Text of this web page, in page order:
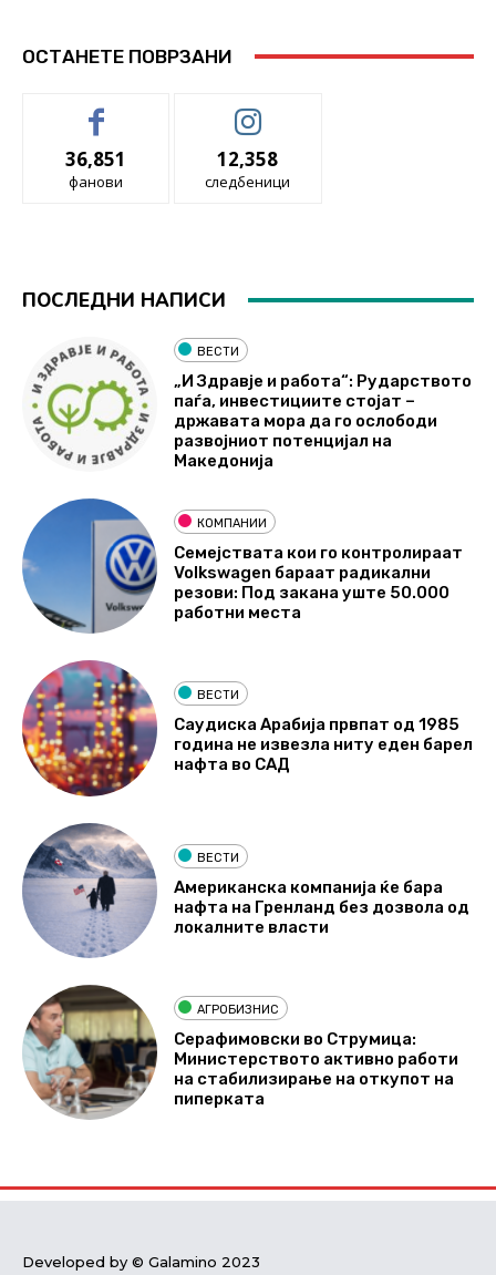
ОСТАНЕТЕ ПОВРЗАНИ
36,851
фанови
12,358
следбеници
ПОСЛЕДНИ НАПИСИ
ВЕСТИ
„И Здравје и работа“: Рударството
паѓа, инвестициите стојат –
државата мора да го ослободи
развојниот потенцијал на
Македонија
КОМПАНИИ
Семејствата кои го контролираат
Volkswagen бараат радикални
резови: Под закана уште 50.000
работни места
ВЕСТИ
Саудиска Арабија првпат од 1985
година не извезла ниту еден барел
нафта во САД
ВЕСТИ
Американска компанија ќе бара
нафта на Гренланд без дозвола од
локалните власти
АГРОБИЗНИС
Серафимовски во Струмица:
Министерството активно работи
на стабилизирање на откупот на
пиперката
Developed by © Galamino 2023